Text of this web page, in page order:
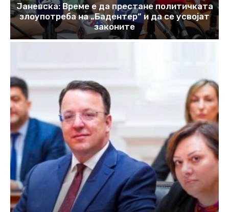
Јаневска: Време е да престане политичката
злоупотреба на „Бадентер“ и да се усвојат
законите